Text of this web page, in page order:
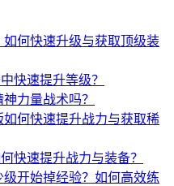
何快速升级与获取顶级装
快速提升等级？
力量战术吗？
何快速提升战力与获取稀
快速提升战力与装备？
开始掉经验？如何高效练